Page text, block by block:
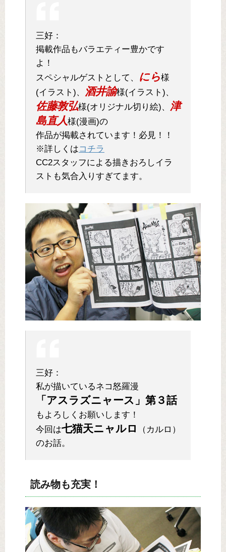
三好：
掲載作品もバラエティー豊かです
よ！
スペシャルゲストとして、
にら様
(イラスト)、
酒井諭様(イラスト)、
佐藤敦弘様(オリジナル切り絵)、 津
島直人様(漫画)の
作品が掲載されています！必見！！
※詳しくはコチラ
CC2スタッフによる描きおろしイラ
ストも気合入りすぎてます。
三好：
私が描いているネコ怒羅漫
「アスラズニャース」第３話
もよろしくお願いします！
今回は七猫天ニャルロ
（カルロ）
のお話。
読み物も充実！